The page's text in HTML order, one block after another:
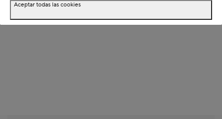
Aceptar todas las cookies